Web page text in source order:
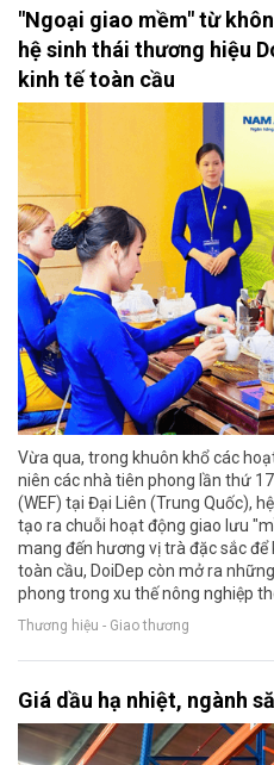
"Ngoại giao mềm" từ
hệ sinh thái thương hiệu
kinh tế toàn cầu
Vừa qua, trong khuôn khổ các
niên các nhà tiên phong lần thứ
(WEF) tại Đại Liên (Trung Quốc),
tạo ra chuỗi hoạt động giao lưu
mang đến hương vị trà đặc sắc
toàn cầu, DoiDep còn mở ra
phong trong xu thế nông nghiệp
Thương hiệu - Giao thương
Giá dầu hạ nhiệt, ngành